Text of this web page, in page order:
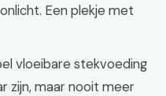
Een plekje met
vloeibare stekvoeding
zijn, maar nooit meer